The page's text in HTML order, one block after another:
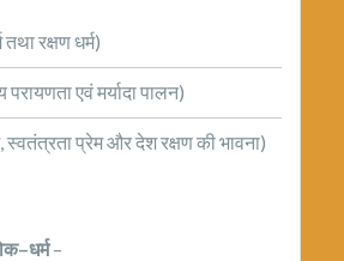
तथा रक्षण धर्म)
परायणता एवं मर्यादा पालन)
स्वतंत्रता प्रेम और देश रक्षण की भावना)
–धर्म–